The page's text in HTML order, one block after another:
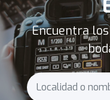
Encuentra